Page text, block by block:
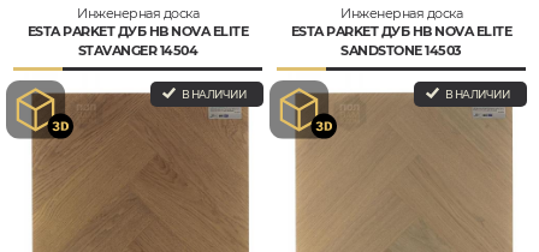
Инженерная доска
ESTA PARKET ДУБ HB NOVA ELITE
STAVANGER 14504
В НАЛИЧИИ
Инженерная доска
ESTA PARKET ДУБ HB NOVA ELITE
SANDSTONE 14503
В НАЛИЧИИ